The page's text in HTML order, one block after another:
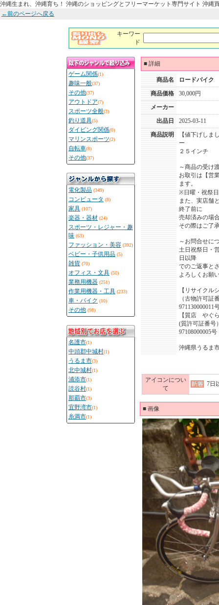
沖縄生まれ、沖縄育ち！ 沖縄のショッピングとフリーマーケット専門サイト 沖縄
←前のページへ戻る
キーワー
ド
ゲーム関係(1)
趣味一般(37)
その他(37)
アウトドア(7)
スポーツ全般(3)
釣り道具(5)
ダイビング関係(0)
マリンスポーツ(2)
自転車(8)
その他(37)
電化製品 (349)
コンピュータ (8)
家具 (107)
楽器・器材 (24)
スポーツ・レジャー・趣
味 (63)
ファッション・美容 (392)
ベビー・子供用品 (5)
雑貨 (70)
オフィス・文具 (50)
業務用機器 (251)
作業用機器・工具 (233)
車・バイク (10)
その他 (98)
名護市(1)
中頭郡中城村(1)
うるま市(3)
北中城村(1)
浦添市(1)
読谷村(1)
那覇市(3)
宜野湾市(1)
糸満市(1)
■ 詳細
商品名
ロードバイク
商品価格
30,000円
メーカー
出品日
2025-03-11
商品説明
【値下げし
ー
２５インチ
～商品の受け
お取引は【営
ます。
※日曜・祝祭
また、実店舗
終了前に
売却済みの場
その際はご了
～お問合せに
土日祝祭日・
日以降
でのご返事と
よろしくお願
【リサイク
（古物許可
971130000011
【質店 やぐ
(質許可証番
97108000005号
沖縄県うるま
アイコンについ
て
7日
■ 画像